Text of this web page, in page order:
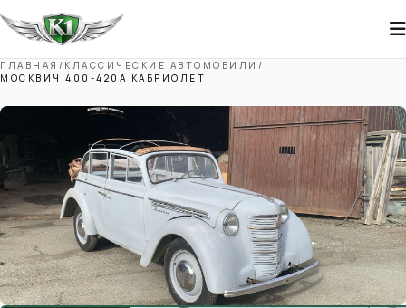
ГЛАВНАЯ / КЛАССИЧЕСКИЕ АВТОМОБИЛИ /
МОСКВИЧ 400-420А КАБРИОЛЕТ